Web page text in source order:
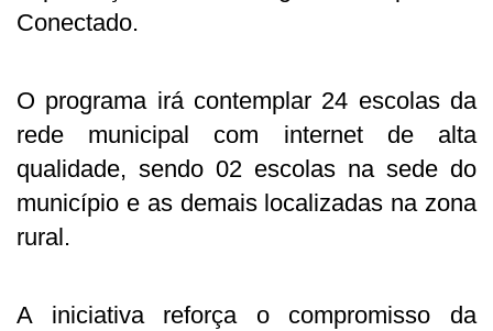
Conectado.
O programa irá contemplar 24 escolas da
rede municipal com internet de alta
qualidade, sendo 02 escolas na sede do
município e as demais localizadas na zona
rural.
A iniciativa reforça o compromisso da